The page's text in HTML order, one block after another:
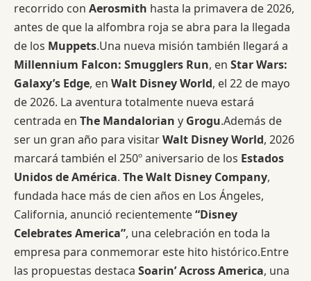
recorrido con Aerosmith hasta la primavera de 2026,
antes de que la alfombra roja se abra para la llegada
de los Muppets.Una nueva misión también llegará a
Millennium Falcon: Smugglers Run, en Star Wars:
Galaxy’s Edge, en Walt Disney World, el 22 de mayo
de 2026. La aventura totalmente nueva estará
centrada en The Mandalorian y Grogu.Además de
ser un gran año para visitarWalt Disney World, 2026
marcará también el 250º aniversario de los Estados
Unidos de América. The Walt Disney Company,
fundada hace más de cien años en Los Ángeles,
California, anunció recientemente“Disney
Celebrates America”, una celebración en toda la
empresa para conmemorar este hito histórico.Entre
las propuestas destaca Soarin’ Across America, una